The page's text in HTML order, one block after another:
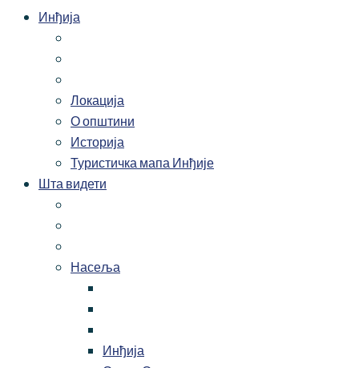
Инђија
Локација
О општини
Историја
Туристичка мапа Инђије
Шта видети
Насеља
Инђија